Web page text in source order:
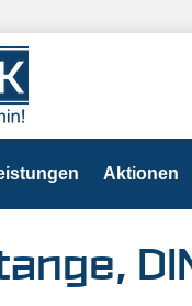
Aktionen